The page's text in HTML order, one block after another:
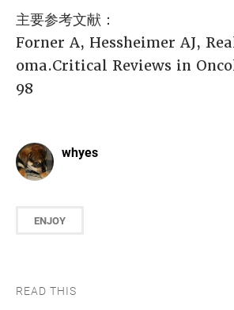
主要参考文献：
Forner A, Hessheimer AJ,
oma.Critical Reviews in
98
whyes
ENJOY
READ THIS